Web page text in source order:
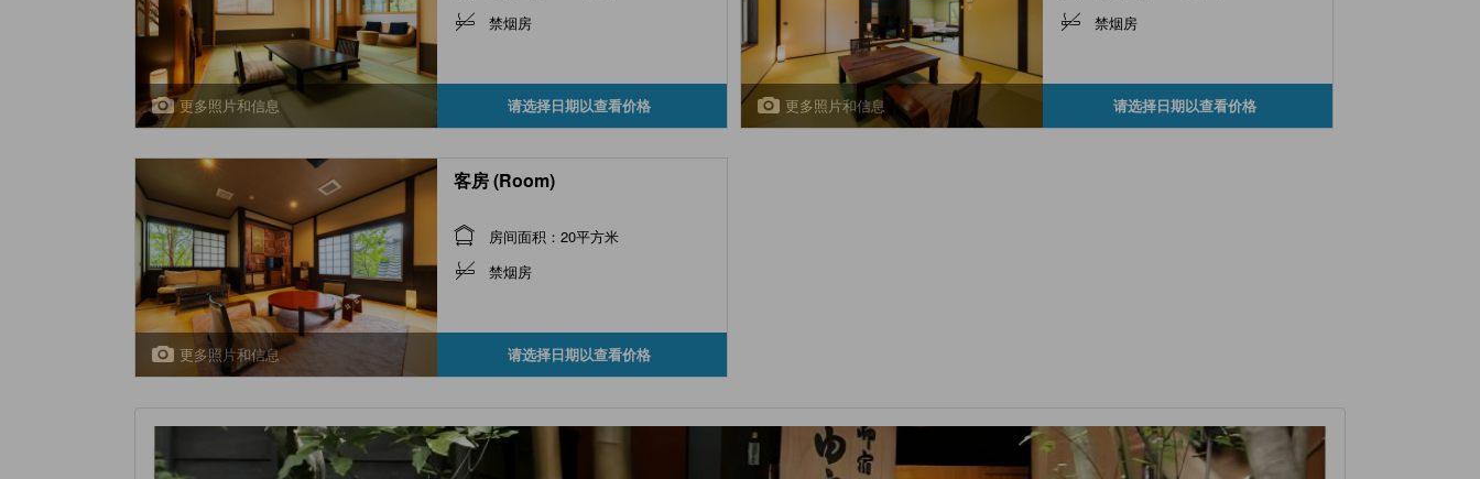
更多照片和信息
禁烟房
请选择日期以查看价格 更多照片和信息
禁烟房
请选择日期以查看价格
更多照片和信息
客房 (Room)
房间面积：20平方米
禁烟房
请选择日期以查看价格